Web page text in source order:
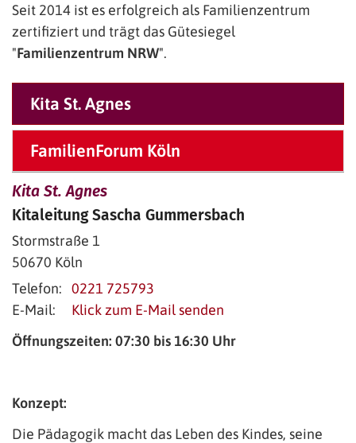
Seit 2014 ist es erfolgreich als Familienzentrum
zertifiziert und trägt das Gütesiegel
"Familienzentrum NRW".
Kita St. Agnes
FamilienForum Köln
Kita St. Agnes
KitaleitungSascha Gummersbach
Stormstraße 1
50670 Köln
Telefon:
0221 725793
E-Mail:
Klick zum E-Mail senden
Öffnungszeiten: 07:30 bis 16:30 Uhr
Konzept:
Die Pädagogik macht das Leben des Kindes, seine